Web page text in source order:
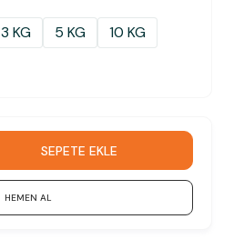
3 KG 5 KG
10 KG
SEPETE EKLE
HEMEN AL